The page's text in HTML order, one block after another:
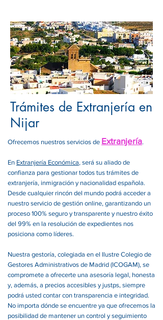
Trámites de Extranjería en
Nijar
Ofrecemos nuestros servicios de Extranjería.
En Extranjería Económica, será su aliado de
confianza para gestionar todos tus trámites de
extranjería, inmigración y nacionalidad española.
Desde cualquier rincón del mundo podrá acceder a
nuestro servicio de gestión online, garantizando un
proceso 100% seguro y transparente y nuestro éxito
del 99% en la resolución de expedientes nos
posiciona como líderes.
Nuestra gestoría, colegiada en el Ilustre Colegio de
Gestores Administrativos de Madrid (ICOGAM), se
compromete a ofrecerte una asesoría legal, honesta
y, además, a precios accesibles y justps, siempre
podrá usted contar con transparencia e integridad.
No importa dónde se encuentre ya que ofrecemos la
posibilidad de mantener un control y seguimiento